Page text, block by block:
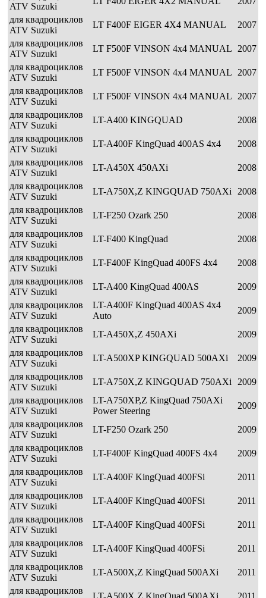
ATV Suzuki
для квадроциклов
ATV Suzuki
LT F400F EIGER 4X4 MANUAL
2007
для квадроциклов
ATV Suzuki
LT F500F VINSON 4x4 MANUAL
2007
для квадроциклов
ATV Suzuki
LT F500F VINSON 4x4 MANUAL
2007
для квадроциклов
ATV Suzuki
LT F500F VINSON 4x4 MANUAL
2007
для квадроциклов
ATV Suzuki
LT-A400 KINGQUAD
2008
для квадроциклов
ATV Suzuki
LT-A400F KingQuad 400AS 4x4
2008
для квадроциклов
ATV Suzuki
LT-A450X 450AXi
2008
для квадроциклов
ATV Suzuki
LT-A750X,Z KINGQUAD 750AXi
2008
для квадроциклов
ATV Suzuki
LT-F250 Ozark 250
2008
для квадроциклов
ATV Suzuki
LT-F400 KingQuad
2008
для квадроциклов
ATV Suzuki
LT-F400F KingQuad 400FS 4x4
2008
для квадроциклов
ATV Suzuki
LT-A400 KingQuad 400AS
2009
для квадроциклов
ATV Suzuki
LT-A400F KingQuad 400AS 4x4
Auto
2009
для квадроциклов
ATV Suzuki
LT-A450X,Z 450AXi
2009
для квадроциклов
ATV Suzuki
LT-A500XP KINGQUAD 500AXi
2009
для квадроциклов
ATV Suzuki
LT-A750X,Z KINGQUAD 750AXi
2009
для квадроциклов
ATV Suzuki
LT-A750XP,Z KingQuad 750AXi
Power Steering
2009
для квадроциклов
ATV Suzuki
LT-F250 Ozark 250
2009
для квадроциклов
ATV Suzuki
LT-F400F KingQuad 400FS 4x4
2009
для квадроциклов
ATV Suzuki
LT-A400F KingQuad 400FSi
2011
для квадроциклов
ATV Suzuki
LT-A400F KingQuad 400FSi
2011
для квадроциклов
ATV Suzuki
LT-A400F KingQuad 400FSi
2011
для квадроциклов
ATV Suzuki
LT-A400F KingQuad 400FSi
2011
для квадроциклов
ATV Suzuki
LT-A500X,Z KingQuad 500AXi
2011
для квадроциклов